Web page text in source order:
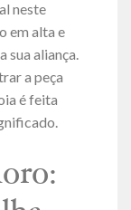
neste
em alta e
sua aliança.
a peça
é feita